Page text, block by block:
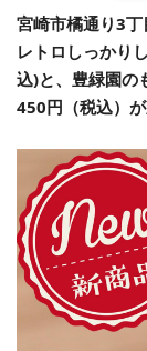
宮崎市橘通り3丁
レトロしっかり
込)と、 豊緑園の
450円（税込）が